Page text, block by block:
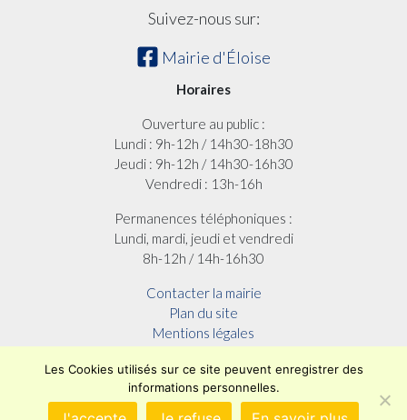
Suivez-nous sur:
Mairie d'Éloise
Horaires
Ouverture au public :
Lundi : 9h-12h / 14h30-18h30
Jeudi : 9h-12h / 14h30-16h30
Vendredi : 13h-16h
Permanences téléphoniques :
Lundi, mardi, jeudi et vendredi
8h-12h / 14h-16h30
Contacter la mairie
Plan du site
Mentions légales
Accessibilité (en cours)
Encore un siteCommu'net !
Les Cookies utilisés sur ce site peuvent enregistrer des
informations personnelles.